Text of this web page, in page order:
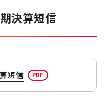
決算短信
短信